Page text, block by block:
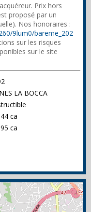
Prix hors
proposé par un
Nos honoraires :
9lum0/bareme_202
sur les risques
sur le site
LA BOCCA
ca
ca